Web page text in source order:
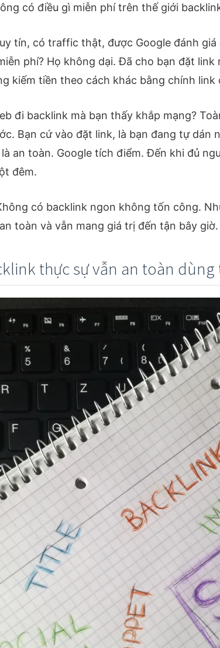
có điều gì miễn phí trên thế giới
tín, có traffic thật, được Google đánh
phí? Họ không dại. Đã cho bạn đặt
kiếm tiền theo cách khác bằng chính link
đi backlink mà bạn thấy khắp mạng?
Bạn cứ vào đặt link, là bạn đang tự dán
an toàn. Google tích điểm. Đến khi đủ
đêm.
có backlink ngon không tốn công.
toàn và vẫn mang giá trị đến tận bây giờ.
thực sự vẫn an toàn dùng